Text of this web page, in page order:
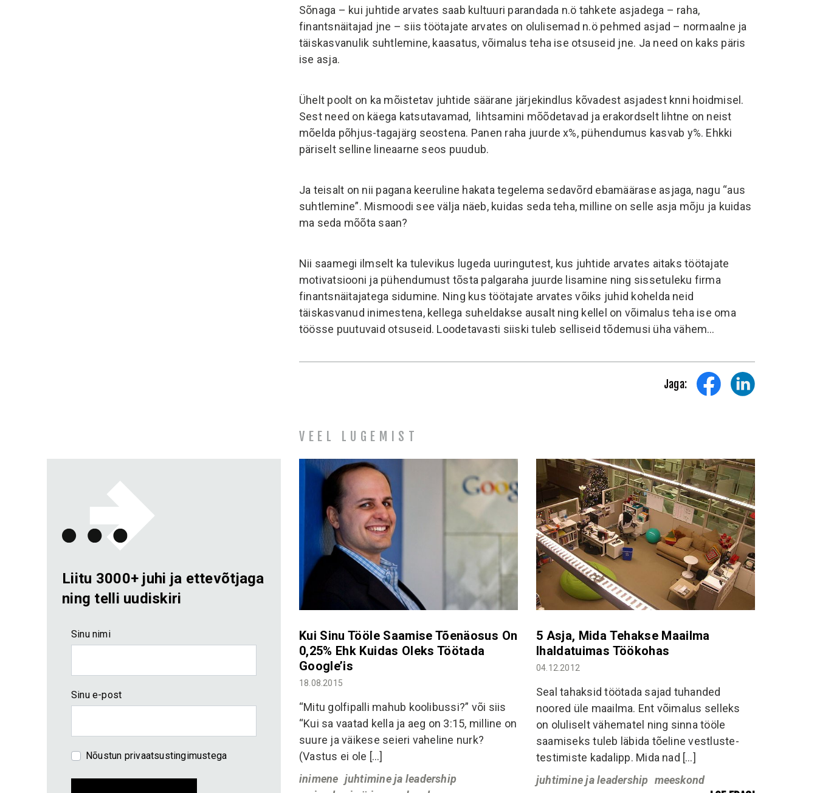
KONTAKT
Sõnaga – kui juhtide arvates saab kultuuri parandada n.ö tahkete asjadega – raha,
finantsnäitajad jne – siis töötajate arvates on olulisemad n.ö pehmed asjad – normaalne ja
täiskasvanulik suhtlemine, kaasatus, võimalus teha ise otsuseid jne. Ja need on kaks päris
ise asja.
Ühelt poolt on ka mõistetav juhtide säärane järjekindlus kõvadest asjadest knni hoidmisel.
Sest need on käega katsutavamad, lihtsamini mõõdetavad ja erakordselt lihtne on neist
mõelda põhjus-tagajärg seostena. Panen raha juurde x%, pühendumus kasvab y%. Ehkki
päriselt selline lineaarne seos puudub.
Ja teisalt on nii pagana keeruline hakata tegelema sedavõrd ebamäärase asjaga, nagu “aus
suhtlemine”. Mismoodi see välja näeb, kuidas seda teha, milline on selle asja mõju ja kuidas
ma seda mõõta saan?
Nii saamegi ilmselt ka tulevikus lugeda uuringutest, kus juhtide arvates aitaks töötajate
motivatsiooni ja pühendumust tõsta palgaraha juurde lisamine ning sissetuleku firma
finantsnäitajatega sidumine. Ning kus töötajate arvates võiks juhid kohelda neid
täiskasvanud inimestena, kellega suheldakse ausalt ning kellel on võimalus teha ise oma
töösse puutuvaid otsuseid. Loodetavasti siiski tuleb selliseid tõdemusi üha vähem…
Jaga:
Liitu 3000+ juhi ja ettevõtjaga
ning telli uudiskiri
Sinu nimi
Sinu e-post
Nõustun privaatsustingimustega
VEEL LUGEMIST
Kui Sinu Tööle Saamise Tõenäosus On
0,25% Ehk Kuidas Oleks Töötada
Google’is
18.08.2015
“Mitu golfipalli mahub koolibussi?” või siis
“Kui sa vaatad kella ja aeg on 3:15, milline on
suure ja väikese seieri vaheline nurk?
(Vastus ei ole […]
inimene juhtimine ja leadership
5 Asja, Mida Tehakse Maailma
Ihaldatuimas Töökohas
04.12.2012
Seal tahaksid töötada sajad tuhanded
noored üle maailma. Ent võimalus selleks
on oluliselt vähematel ning sinna tööle
saamiseks tuleb läbida tõeline vestluste-
testimiste kadalipp. Mida nad […]
juhtimine ja leadership meeskond